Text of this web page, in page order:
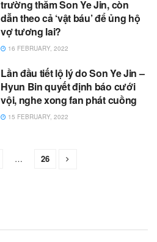
trường thăm Son Ye Jin, còn
dẫn theo cả ‘vật báu’ để ủng hộ
vợ tương lai?
16 FEBRUARY, 2022
Lần đầu tiết lộ lý do Son Ye Jin –
Hyun Bin quyết định báo cưới
vội, nghe xong fan phát cuồng
15 FEBRUARY, 2022
… 26